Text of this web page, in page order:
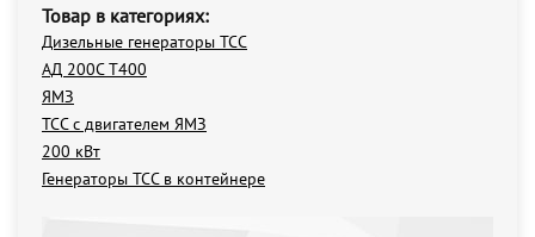
Товар в категориях:
Дизельные генераторы ТСС
АД 200С Т400
ЯМЗ
ТСС с двигателем ЯМЗ
200 кВт
Генераторы ТСС в контейнере